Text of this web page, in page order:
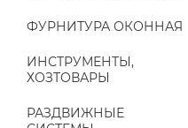
ФУРНИТУРА ОКОННАЯ
ИНСТРУМЕНТЫ,
ХОЗТОВАРЫ
РАЗДВИЖНЫЕ